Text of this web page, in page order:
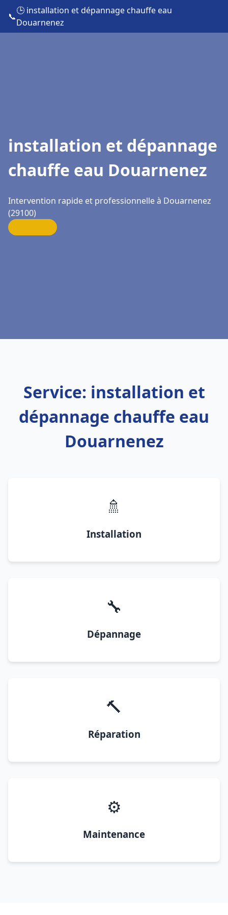
📞
🕒 installation et dépannage chauffe eau
Douarnenez
installation et dépannage
chauffe eau Douarnenez
Intervention rapide et professionnelle à Douarnenez
(29100)
Service: installation et
dépannage chauffe eau
Douarnenez
🚿
Installation
🔧
Dépannage
🔨
Réparation
⚙️
Maintenance